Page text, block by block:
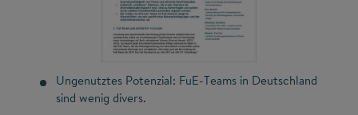
Ungenutztes Potenzial: FuE-Teams in Deutschland
sind wenig divers.